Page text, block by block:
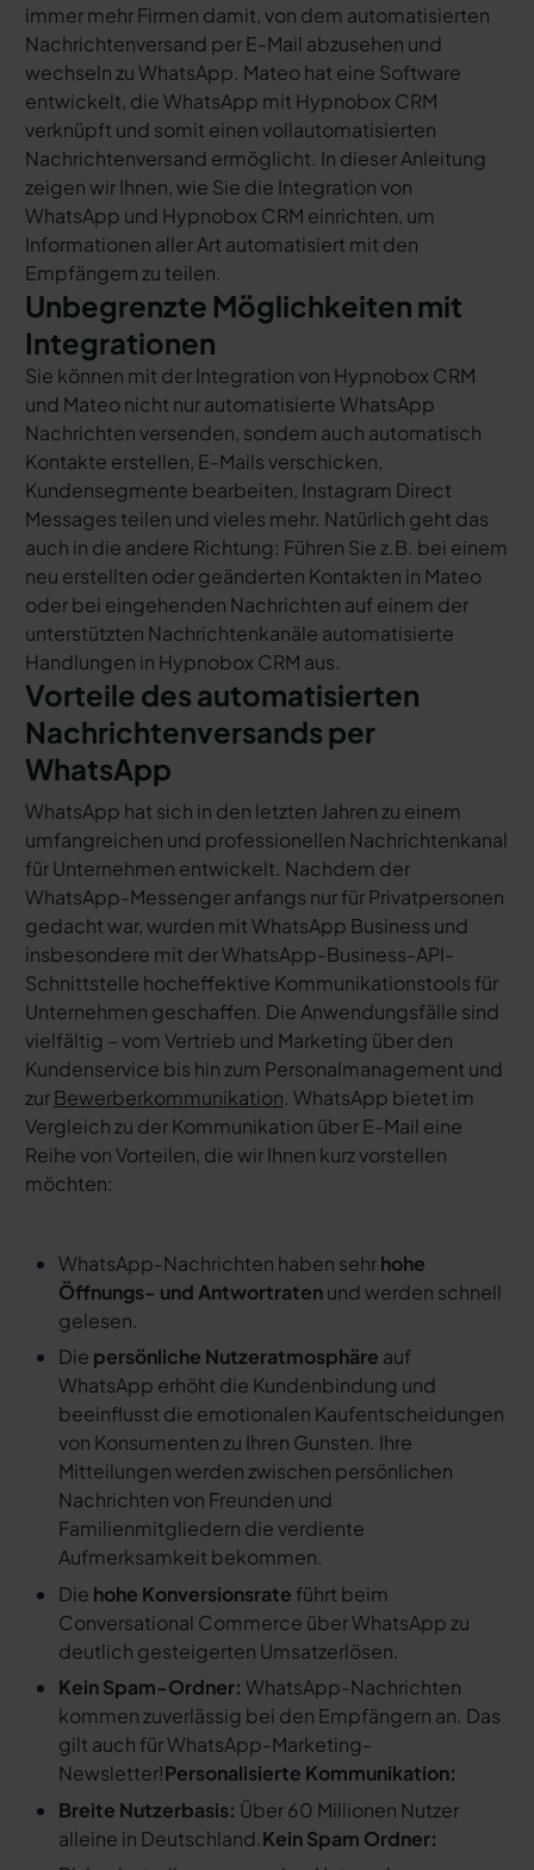
immer mehr Firmen damit, von dem automatisierten
Nachrichtenversand per E-Mail abzusehen und
wechseln zu WhatsApp. Mateo hat eine Software
entwickelt, die WhatsApp mit Hypnobox CRM
verknüpft und somit einen vollautomatisierten
Nachrichtenversand ermöglicht. In dieser Anleitung
zeigen wir Ihnen, wie Sie die Integration von
WhatsApp und Hypnobox CRM einrichten, um
Informationen aller Art automatisiert mit den
Empfängern zu teilen.
Unbegrenzte Möglichkeiten mit
Integrationen
Sie können mit der Integration von Hypnobox CRM
und Mateo nicht nur automatisierte WhatsApp
Nachrichten versenden, sondern auch automatisch
Kontakte erstellen, E-Mails verschicken,
Kundensegmente bearbeiten, Instagram Direct
Messages teilen und vieles mehr. Natürlich geht das
auch in die andere Richtung: Führen Sie z.B. bei einem
neu erstellten oder geänderten Kontakten in Mateo
oder bei eingehenden Nachrichten auf einem der
unterstützten Nachrichtenkanäle automatisierte
Handlungen in Hypnobox CRM aus.
Vorteile des automatisierten
Nachrichtenversands per
WhatsApp
WhatsApp hat sich in den letzten Jahren zu einem
umfangreichen und professionellen Nachrichtenkanal
für Unternehmen entwickelt. Nachdem der
WhatsApp-Messenger anfangs nur für Privatpersonen
gedacht war, wurden mit WhatsApp Business und
insbesondere mit der WhatsApp-Business-API-
Schnittstelle hocheffektive Kommunikationstools für
Unternehmen geschaffen. Die Anwendungsfälle sind
vielfältig – vom Vertrieb und Marketing über den
Kundenservice bis hin zum Personalmanagement und
zurBewerberkommunikation. WhatsApp bietet im
Vergleich zu der Kommunikation über E-Mail eine
Reihe von Vorteilen, die wir Ihnen kurz vorstellen
möchten:
WhatsApp-Nachrichten haben sehrhohe
Öffnungs- und Antwortratenund werden schnell
gelesen.
Die persönliche Nutzeratmosphäre auf
WhatsApp erhöht die Kundenbindung und
beeinflusst die emotionalen Kaufentscheidungen
von Konsumenten zu Ihren Gunsten. Ihre
Mitteilungen werden zwischen persönlichen
Nachrichten von Freunden und
Familienmitgliedern die verdiente
Aufmerksamkeit bekommen.
Die hohe Konversionsrate führt beim
Conversational Commerce über WhatsApp zu
deutlich gesteigerten Umsatzerlösen.
Kein Spam-Ordner: WhatsApp-Nachrichten
kommen zuverlässig bei den Empfängern an. Das
gilt auch für WhatsApp-Marketing-
Newsletter!Personalisierte Kommunikation:
Breite Nutzerbasis: Über 60 Millionen Nutzer
alleine in Deutschland.Kein Spam Ordner: